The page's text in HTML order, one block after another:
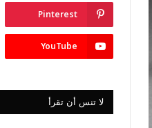
Pinterest
YouTube
لا تنس أن تقرأ